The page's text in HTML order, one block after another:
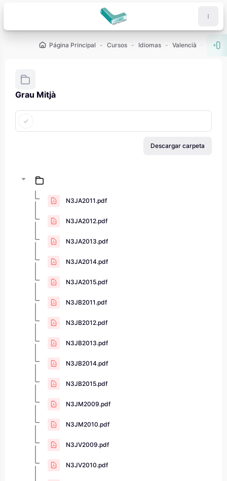
Página Principal Cursos Idiomas Valencià
Grau Mitjà
Requisitos de finalización
Descargar carpeta
N3JA2011.pdf
N3JA2012.pdf
N3JA2013.pdf
N3JA2014.pdf
N3JA2015.pdf
N3JB2011.pdf
N3JB2012.pdf
N3JB2013.pdf
N3JB2014.pdf
N3JB2015.pdf
N3JM2009.pdf
N3JM2010.pdf
N3JV2009.pdf
N3JV2010.pdf